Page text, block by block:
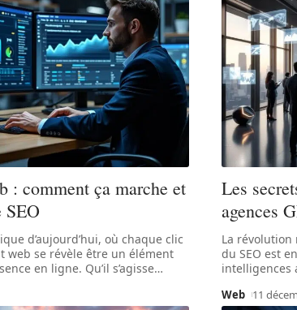
: comment ça marche et
SEO
d’aujourd’hui, où chaque clic
web se révèle être un élément
en ligne. Qu’il s’agisse…
Les
agences
La
du SEO est
intelligences
Web 11